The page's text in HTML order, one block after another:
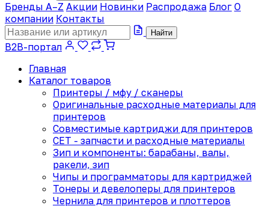
Бренды A–Z Акции Новинки Распродажа Блог О
компании Контакты
Найти
B2B-портал
Главная
Каталог товаров
Принтеры / мфу / сканеры
Оригинальные расходные материалы для
принтеров
Совместимые картриджи для принтеров
CET - запчасти и расходные материалы
Зип и компоненты: барабаны, валы,
ракели, зип
Чипы и программаторы для картриджей
Тонеры и девелоперы для принтеров
Чернила для принтеров и плоттеров